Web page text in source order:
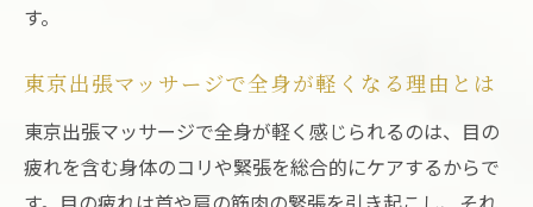
す。
東京出張マッサージで全身が軽くなる理由とは
東京出張マッサージで全身が軽く感じられるのは、目の
疲れを含む身体のコリや緊張を総合的にケアするからで